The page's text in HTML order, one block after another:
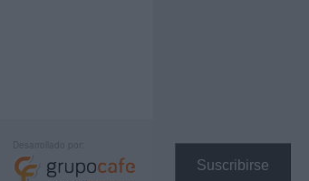
Suscribirse